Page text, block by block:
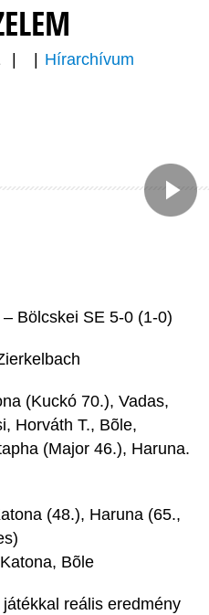
Hírarchívum
Bölcskei SE 5-0 (1-0)
(Kuckó 70.), Vadas,
Horváth T., Bõle,
(Major 46.), Haruna.
(48.), Haruna (65.,
Bõle
reális eredmény